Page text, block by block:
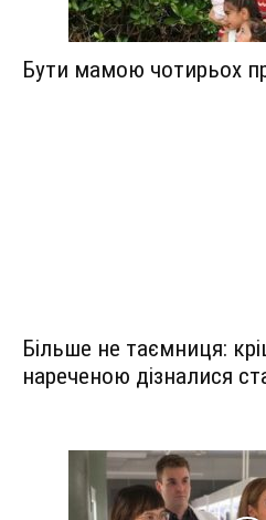
Бути мамою чотирьох
Більше не таємниця:
нареченою дізналися